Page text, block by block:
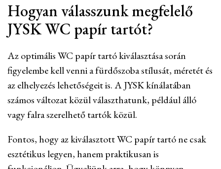
Hogyan válasszunk megfelelő
JYSK WC papír tartót?
Az optimális WC papír tartó kiválasztása során
figyelembe kell venni a fürdőszoba stílusát, méretét és
az elhelyezés lehetőségeit is. A JYSK kínálatában
számos változat közül választhatunk, például álló
vagy falra szerelhető tartók közül.
Fontos, hogy az kiválasztott WC papír tartó ne csak
esztétikus legyen, hanem praktikusan is